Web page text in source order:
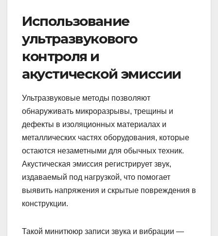
Использование
ультразвукового
контроля и
акустической эмиссии
Ультразвуковые методы позволяют
обнаруживать микроразрывы, трещины и
дефекты в изоляционных материалах и
металлических частях оборудования, которые
остаются незаметными для обычных техник.
Акустическая эмиссия регистрирует звук,
издаваемый под нагрузкой, что помогает
выявить напряжения и скрытые повреждения в
конструкции.
Такой минитююр записи звука и вибрации —